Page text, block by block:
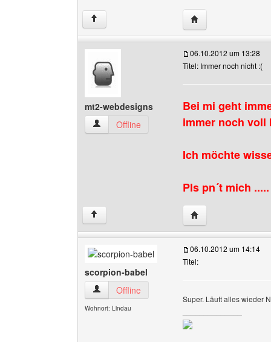
↑ Website dieses
mt2-webdesigns
mt2-webdesigns Benutzer-Profile anzeigen
Offline
06.10.2012 um 13:28
Titel: Immer noch nicht :(
Bei mi geht
immer noch voll
Ich möchte
Pls pn´t mich .....
↑ Website dieses
scorpion-babel
scorpion-babel Benutzer-Profile anzeigen
Offline
Wohnort: Lindau
06.10.2012 um 14:14
Titel:
Super. Läuft alles wieder